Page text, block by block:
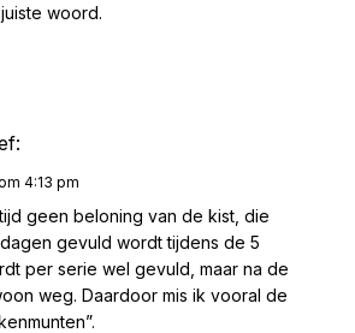
woord.
4:13 pm
geen beloning van de kist, die
gevuld wordt tijdens de 5
per serie wel gevuld, maar na de
weg. Daardoor mis ik vooral de